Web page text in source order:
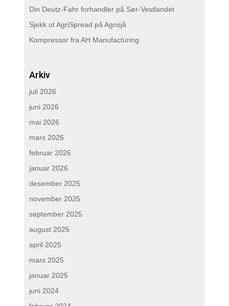
Din Deutz-Fahr forhandler på Sør-Vestlandet
Sjekk ut AgriSpread på Agrisjå
Kompressor fra AH Manufacturing
Arkiv
juli 2026
juni 2026
mai 2026
mars 2026
februar 2026
januar 2026
desember 2025
november 2025
september 2025
august 2025
april 2025
mars 2025
januar 2025
juni 2024